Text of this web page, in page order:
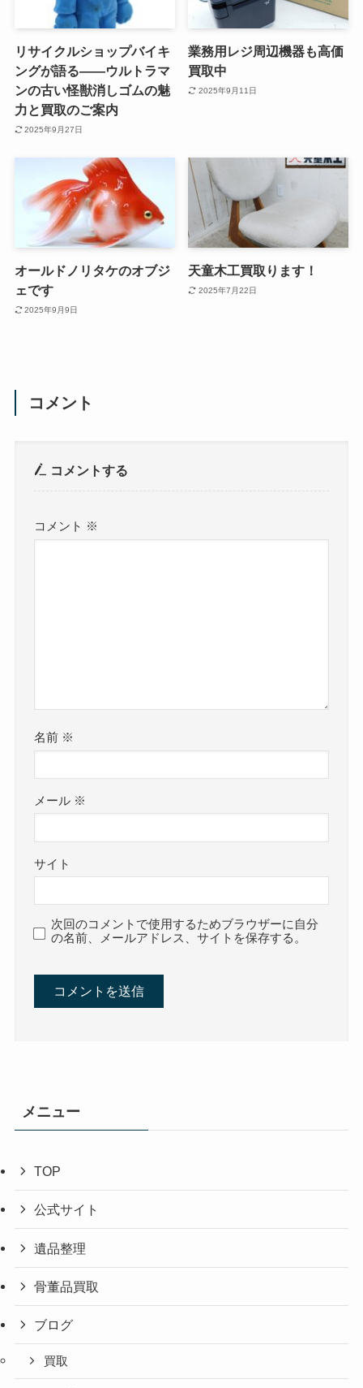
リサイクルショップバイキ
ングが語る——ウルトラマ
ンの古い怪獣消しゴムの魅
力と買取のご案内
2025年9月27日
業務用レジ周辺機器も高価
買取中
2025年9月11日
オールドノリタケのオブジ
ェです
2025年9月9日
天童木工買取ります！
2025年7月22日
コメント
コメントする
コメント ※
名前 ※
メール ※
サイト
次回のコメントで使用するためブラウザーに自分
の名前、メールアドレス、サイトを保存する。
メニュー
TOP
公式サイト
遺品整理
骨董品買取
ブログ
買取